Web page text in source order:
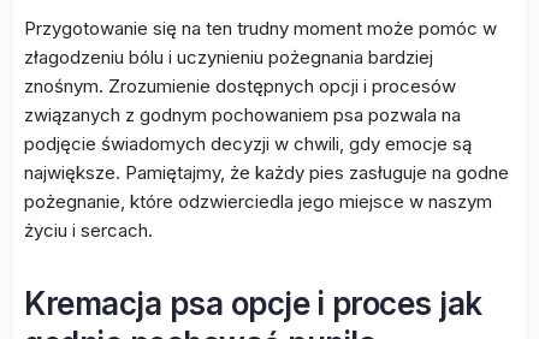
Przygotowanie się na ten trudny moment może pomóc w
złagodzeniu bólu i uczynieniu pożegnania bardziej
znośnym. Zrozumienie dostępnych opcji i procesów
związanych z godnym pochowaniem psa pozwala na
podjęcie świadomych decyzji w chwili, gdy emocje są
największe. Pamiętajmy, że każdy pies zasługuje na godne
pożegnanie, które odzwierciedla jego miejsce w naszym
życiu i sercach.
Kremacja psa opcje i proces jak